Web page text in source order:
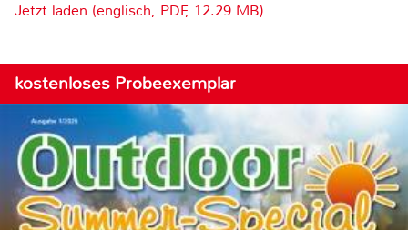
Jetzt laden (englisch, PDF, 12.29 MB)
kostenloses Probeexemplar